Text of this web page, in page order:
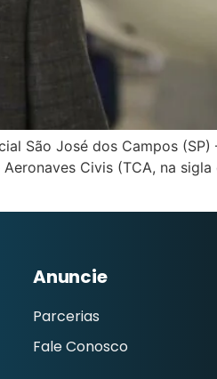
São José dos Campos (SP)
Civis (TCA, na sigla
Anuncie
Parcerias
Fale Conosco